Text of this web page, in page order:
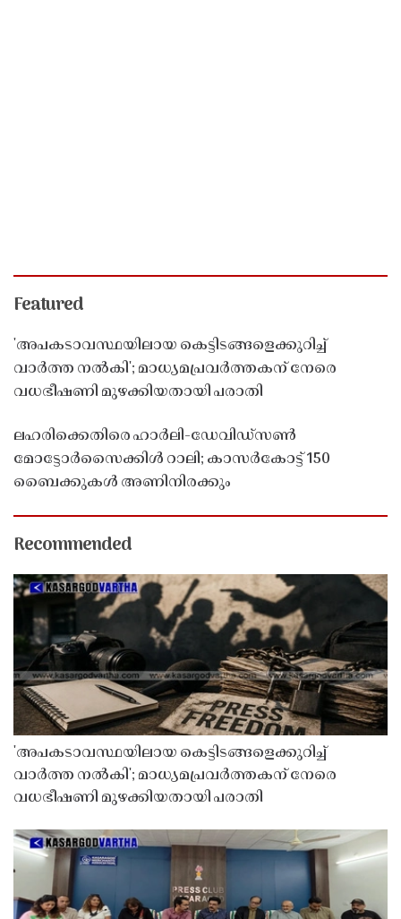
Featured
'അപകടാവസ്ഥയിലായ കെട്ടിടങ്ങളെക്കുറിച്ച്
വാർത്ത നൽകി'; മാധ്യമപ്രവർത്തകന് നേരെ
വധഭീഷണി മുഴക്കിയതായി പരാതി
ലഹരിക്കെതിരെ ഹാർലി-ഡേവിഡ്‌സൺ
മോട്ടോർസൈക്കിൾ റാലി; കാസർകോട്ട് 150
ബൈക്കുകൾ അണിനിരക്കും
Recommended
'അപകടാവസ്ഥയിലായ കെട്ടിടങ്ങളെക്കുറിച്ച്
വാർത്ത നൽകി'; മാധ്യമപ്രവർത്തകന് നേരെ
വധഭീഷണി മുഴക്കിയതായി പരാതി